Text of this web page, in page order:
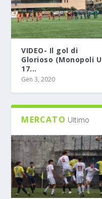
VIDEO- Il gol di
Glorioso (Monopoli U
17...
Gen 3, 2020
MERCATO Ultimo